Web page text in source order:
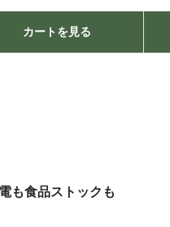
カートを見る
も食品ストックも